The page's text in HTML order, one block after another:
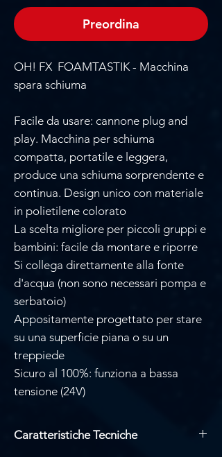
Preordina
OH! FX FOAMTASTIK - Macchina
spara schiuma
Facile da usare: cannone plug and
play. Macchina per schiuma
compatta, portatile e leggera,
produce una schiuma sorprendente e
continua. Design unico con materiale
in polietilene colorato
La scelta migliore per piccoli gruppi e
bambini: facile da montare e riporre
Si collega direttamente alla fonte
d'acqua (non sono necessari pompa e
serbatoio)
Appositamente progettato per stare
su una superficie piana o su un
treppiede
Sicuro al 100%: funziona a bassa
tensione (24V)
Caratteristiche Tecniche